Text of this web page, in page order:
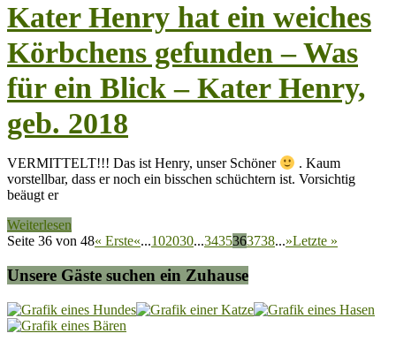
Kater Henry hat ein weiches
Körbchens gefunden – Was
für ein Blick – Kater Henry,
geb. 2018
VERMITTELT!!! Das ist Henry, unser Schöner
. Kaum
vorstellbar, dass er noch ein bisschen schüchtern ist. Vorsichtig
beäugt er
Weiterlesen
Seite 36 von 48« Erste«...102030...3435363738...»Letzte »
Unsere Gäste suchen ein Zuhause